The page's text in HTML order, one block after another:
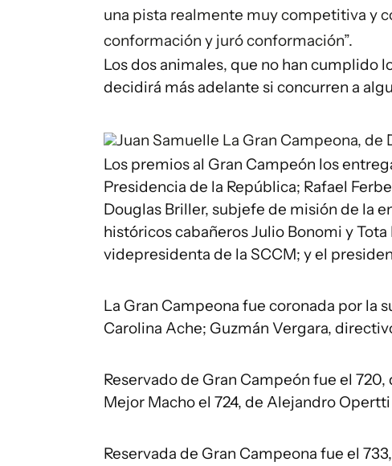
una pista realmente muy competitiva y
conformación y juró conformación”.
Los dos animales, que no han cumplido
decidirá más adelante si concurren a
Juan Samuelle La Gran Campeona, de
Los premios al Gran Campeón los
Presidencia de la República; Rafael
Douglas Briller, subjefe de misión de la
históricos cabañeros Julio Bonomi y
videpresidenta de la SCCM; y el
La Gran Campeona fue coronada por la
Carolina Ache; Guzmán Vergara,
Reservado de Gran Campeón fue el
Mejor Macho el 724, de Alejandro
Reservada de Gran Campeona fue el